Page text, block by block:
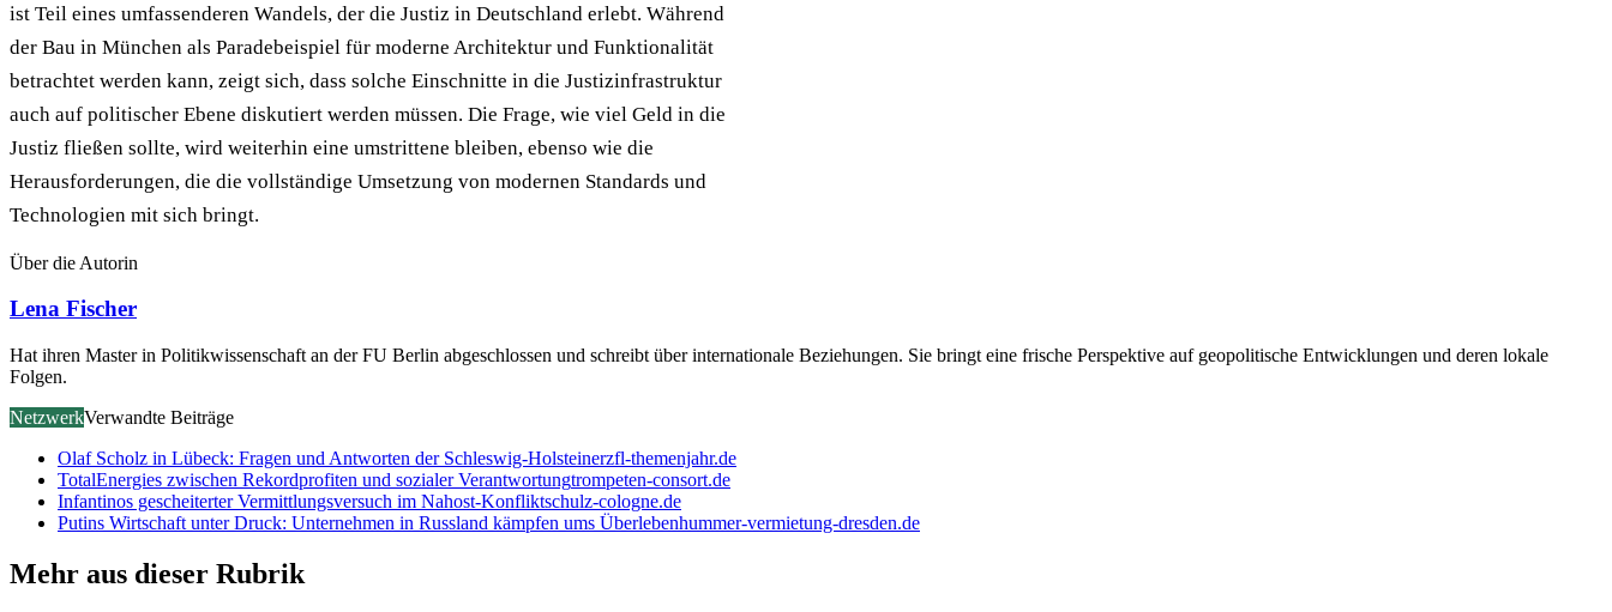
ist Teil eines umfassenderen Wandels, der die Justiz in Deutschland erlebt. Während
der Bau in München als Paradebeispiel für moderne Architektur und Funktionalität
betrachtet werden kann, zeigt sich, dass solche Einschnitte in die Justizinfrastruktur
auch auf politischer Ebene diskutiert werden müssen. Die Frage, wie viel Geld in die
Justiz fließen sollte, wird weiterhin eine umstrittene bleiben, ebenso wie die
Herausforderungen, die die vollständige Umsetzung von modernen Standards und
Technologien mit sich bringt.
Über die Autorin
Lena Fischer
Hat ihren Master in Politikwissenschaft an der FU Berlin abgeschlossen und schreibt über internationale Beziehungen. Sie bringt eine frische Perspektive auf geopolitische Entwicklungen und deren lokale
Folgen.
NetzwerkVerwandte Beiträge
Olaf Scholz in Lübeck: Fragen und Antworten der Schleswig-Holsteinerzfl-themenjahr.de
TotalEnergies zwischen Rekordprofiten und sozialer Verantwortungtrompeten-consort.de
Infantinos gescheiterter Vermittlungsversuch im Nahost-Konfliktschulz-cologne.de
Putins Wirtschaft unter Druck: Unternehmen in Russland kämpfen ums Überlebenhummer-vermietung-dresden.de
Mehr aus dieser Rubrik